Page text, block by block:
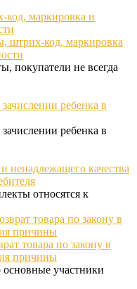
штрих-код, маркировка
покупатели не всегда
ребенка в
ребенка в
ненадлежащего качества
относятся к
товара по закону в
причины
участники